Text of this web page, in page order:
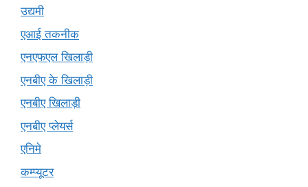
उद्यमी
एआई तकनीक
एनएफएल खिलाड़ी
एनबीए के खिलाड़ी
एनबीए खिलाड़ी
एनबीए प्लेयर्स
एनिमे
कम्प्यूटर